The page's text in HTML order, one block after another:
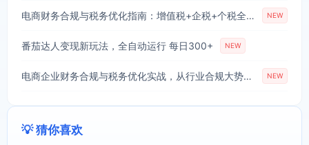
电商财务合规与税务优化指南：增值税+企税+个税全覆盖，财务制度搭建落地纳税筹划方案 NEW
番茄达人变现新玩法，全自动运行 每日300+ NEW
电商企业财务合规与税务优化实战，从行业合规大势切入，系统梳理增值税、企业所得税、个税等全税种要点 NEW
💡 猜你喜欢